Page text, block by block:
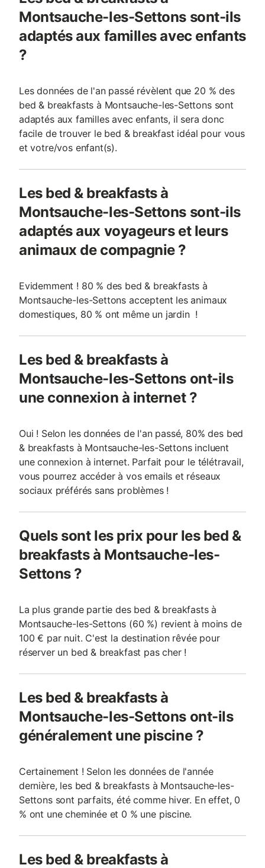
Montsauche-les-Settons sont-ils
adaptés aux familles avec enfants
?
Les données de l'an passé révèlent que 20 % des
bed & breakfasts à Montsauche-les-Settons sont
adaptés aux familles avec enfants, il sera donc
facile de trouver le bed & breakfast idéal pour vous
et votre/vos enfant(s).
Les bed & breakfasts à
Montsauche-les-Settons sont-ils
adaptés aux voyageurs et leurs
animaux de compagnie ?
Evidemment ! 80 % des bed & breakfasts à
Montsauche-les-Settons acceptent les animaux
domestiques, 80 % ont même un jardin !
Les bed & breakfasts à
Montsauche-les-Settons ont-ils
une connexion à internet ?
Oui ! Selon les données de l'an passé, 80% des bed
& breakfasts à Montsauche-les-Settons incluent
une connexion à internet. Parfait pour le télétravail,
vous pourrez accéder à vos emails et réseaux
sociaux préférés sans problèmes !
Quels sont les prix pour les bed &
breakfasts à Montsauche-les-
Settons ?
La plus grande partie des bed & breakfasts à
Montsauche-les-Settons (60 %) revient à moins de
100 € par nuit. C'est la destination rêvée pour
réserver un bed & breakfast pas cher !
Les bed & breakfasts à
Montsauche-les-Settons ont-ils
généralement une piscine ?
Certainement ! Selon les données de l'année
dernière, les bed & breakfasts à Montsauche-les-
Settons sont parfaits, été comme hiver. En effet, 0
% ont une cheminée et 0 % une piscine.
Les bed & breakfasts à